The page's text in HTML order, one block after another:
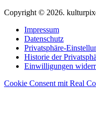
Copyright © 2026.
Impressum
Datenschutz
Privatsphäre-
Historie der
Einwilligungen
Cookie Consent mit Real